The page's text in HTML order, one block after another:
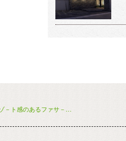
－ト感のあるファサ－…